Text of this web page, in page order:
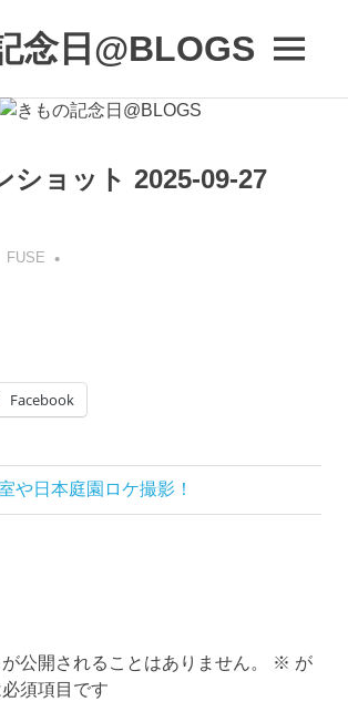
念日@BLOGS MENU
ショット 2025-09-27
FUSE
Facebook
や日本庭園ロケ撮影！
公開されることはありません。 ※ が
須項目です